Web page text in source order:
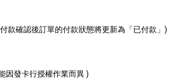
款確認後訂單的付款狀態將更新為「已付款」)
因發卡行授權作業而異 )